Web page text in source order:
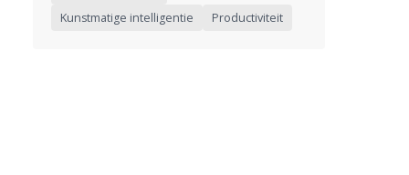
Kunstmatige intelligentie
Productiviteit